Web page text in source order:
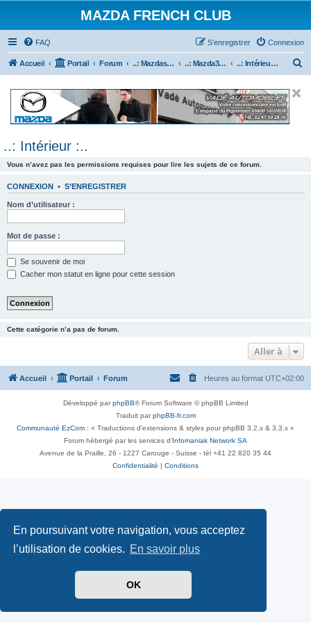
En poursuivant votre navigation, vous acceptez
l’utilisation de cookies. En savoir plus
OK
MAZDA FRENCH CLUB
FAQ Connexion
S’enregistrer
Accueil Portail Forum ..: Mazdaspeed & MPS :.. ..: Mazda3 MPS & Mazdaspeed 3 :.. ..: Intérieur :..
e
..: Intérieur :..
Vous n’avez pas les permissions requises pour lire les sujets de ce forum.
CONNEXION • S’ENREGISTRER
Nom d’utilisateur :
Mot de passe :
Se souvenir de moi
Cacher mon statut en ligne pour cette session
Cette catégorie n’a pas de forum.
Aller à
Accueil Portail Forum Heures au format UTC+02:00
Développé parphpBB® Forum Software © phpBB Limited
Traduit parphpBB-fr.com
Communauté EzCom : « Traductions d'extensions & styles pour phpBB 3.2.x & 3.3.x »
Forum hébergé par les services d’ Infomaniak Network SA
Avenue de la Praille, 26 - 1227 Carouge - Suisse - tél +41 22 820 35 44
Confidentialité
Conditions